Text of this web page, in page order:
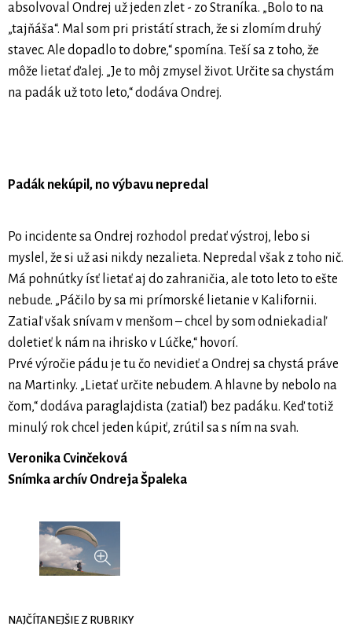
absolvoval Ondrej už jeden zlet - zo Straníka. „Bolo to na
„tajňáša“. Mal som pri pristátí strach, že si zlomím druhý
stavec. Ale dopadlo to dobre,“ spomína. Teší sa z toho, že
môže lietať ďalej. „Je to môj zmysel život. Určite sa chystám
na padák už toto leto,“ dodáva Ondrej.
Padák nekúpil, no výbavu nepredal
Po incidente sa Ondrej rozhodol predať výstroj, lebo si
myslel, že si už asi nikdy nezalieta. Nepredal však z toho nič.
Má pohnútky ísť lietať aj do zahraničia, ale toto leto to ešte
nebude. „Páčilo by sa mi prímorské lietanie v Kalifornii.
Zatiaľ však snívam v menšom – chcel by som odniekadiaľ
doletieť k nám na ihrisko v Lúčke,“ hovorí.
Prvé výročie pádu je tu čo nevidieť a Ondrej sa chystá práve
na Martinky. „Lietať určite nebudem. A hlavne by nebolo na
čom,“ dodáva paraglajdista (zatiaľ) bez padáku. Keď totiž
minulý rok chcel jeden kúpiť, zrútil sa s ním na svah.
Veronika Cvinčeková
Snímka archív Ondreja Špaleka
NAJČÍTANEJŠIE Z RUBRIKY